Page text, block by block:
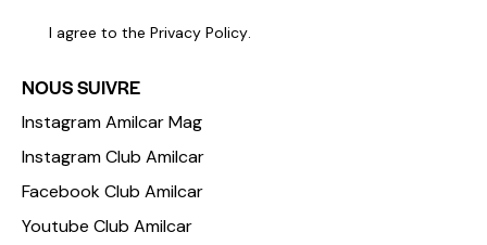
I agree to the Privacy Policy.
NOUS SUIVRE
Instagram Amilcar Mag
Instagram Club Amilcar
Facebook Club Amilcar
Youtube Club Amilcar